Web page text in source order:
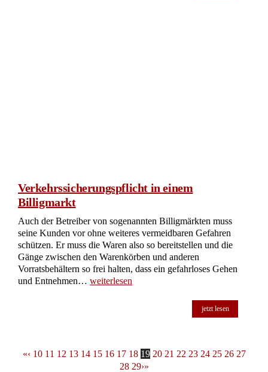
Verkehrssicherungspflicht in einem
Billigmarkt
Auch der Betreiber von sogenannten Billigmärkten muss
seine Kunden vor ohne weiteres vermeidbaren Gefahren
schützen. Er muss die Waren also so bereitstellen und die
Gänge zwischen den Warenkörben und anderen
Vorratsbehältern so frei halten, dass ein gefahrloses Gehen
und Entnehmen… weiterlesen
jetzt lesen
«‹ 10 11 12 13 14 15 16 17 18 19 20 21 22 23 24 25 26 27
28 29›»